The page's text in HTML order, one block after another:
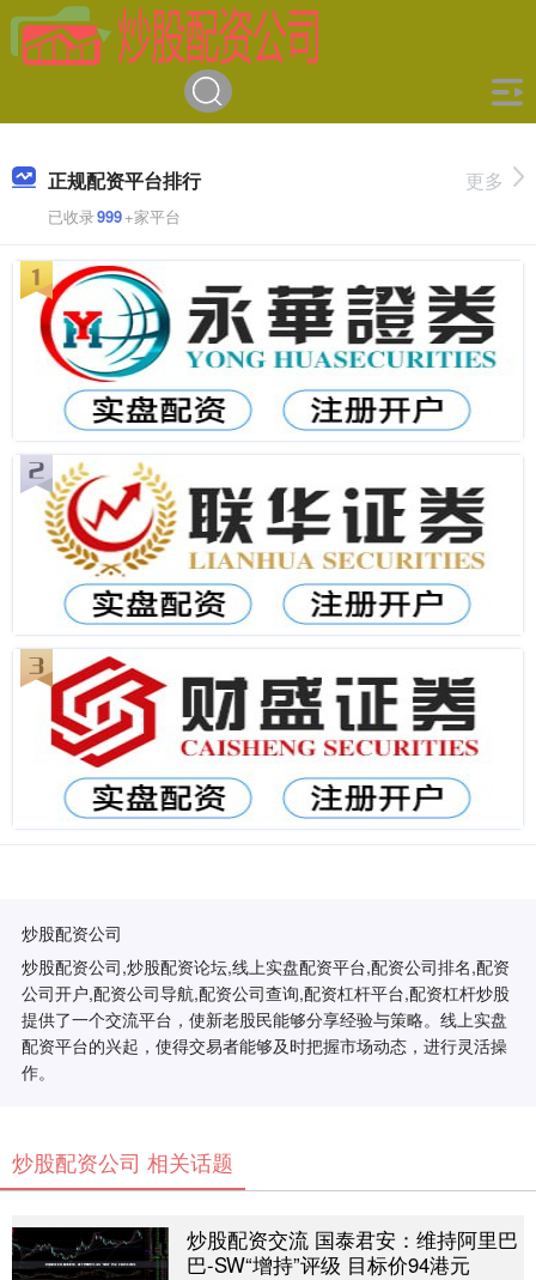
正规配资平台排行
已收录999+家平台
更多
炒股配资公司
炒股配资公司,炒股配资论坛,线上实盘配资平台,配资公司排名,配资
公司开户,配资公司导航,配资公司查询,配资杠杆平台,配资杠杆炒股
提供了一个交流平台，使新老股民能够分享经验与策略。线上实盘
配资平台的兴起，使得交易者能够及时把握市场动态，进行灵活操
作。
炒股配资公司 相关话题
炒股配资交流 国泰君安：维持阿里巴
巴-SW“增持”评级 目标价94港元